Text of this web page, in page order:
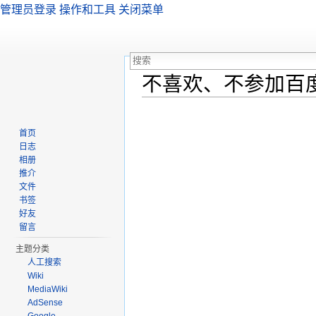
不喜欢、不参加百
管理员登录 操作和工具 关闭菜单
首页
日志
相册
推介
文件
书签
好友
留言
主题分类
人工搜索
Wiki
MediaWiki
AdSense